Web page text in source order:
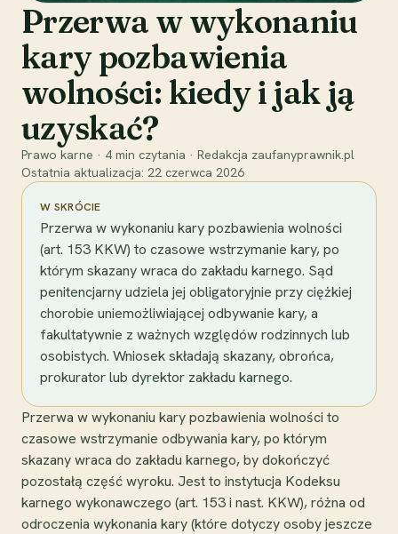
Przerwa w wykonaniu
kary pozbawienia
wolności: kiedy i jak ją
uzyskać?
Prawo karne · 4 min czytania · Redakcja zaufanyprawnik.pl
Ostatnia aktualizacja: 22 czerwca 2026
W SKRÓCIE
Przerwa w wykonaniu kary pozbawienia wolności
(art. 153 KKW) to czasowe wstrzymanie kary, po
którym skazany wraca do zakładu karnego. Sąd
penitencjarny udziela jej obligatoryjnie przy ciężkiej
chorobie uniemożliwiającej odbywanie kary, a
fakultatywnie z ważnych względów rodzinnych lub
osobistych. Wniosek składają skazany, obrońca,
prokurator lub dyrektor zakładu karnego.
Przerwa w wykonaniu kary pozbawienia wolności to
czasowe wstrzymanie odbywania kary, po którym
skazany wraca do zakładu karnego, by dokończyć
pozostałą część wyroku. Jest to instytucja Kodeksu
karnego wykonawczego (art. 153 i nast. KKW), różna od
odroczenia wykonania kary (które dotyczy osoby jeszcze